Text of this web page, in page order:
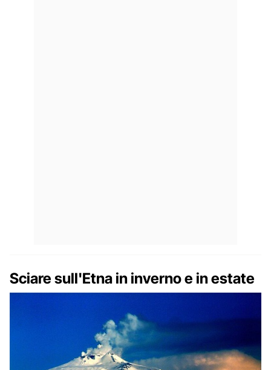
Sciare sull'Etna in inverno e in estate